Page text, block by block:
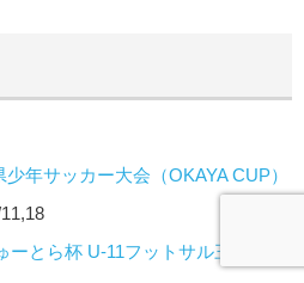
少年サッカー大会（OKAYA CUP）
ーとら杯 U-11フットサル三重県大